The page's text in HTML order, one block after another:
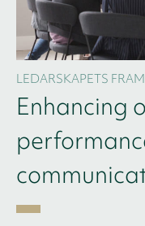
LEDARSKAPETS
Enhancing